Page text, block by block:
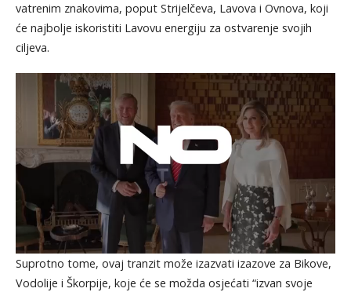
vatrenim znakovima, poput Strijelčeva, Lavova i Ovnova, koji
će najbolje iskoristiti Lavovu energiju za ostvarenje svojih
ciljeva.
Suprotno tome, ovaj tranzit može izazvati izazove za Bikove,
Vodolije i Škorpije, koje će se možda osjećati “izvan svoje